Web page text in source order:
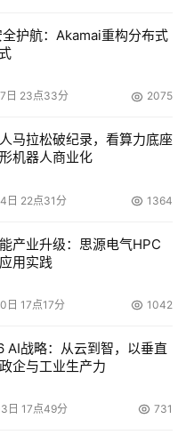
来越大,存储设备节能降
重要环节,也是保护生态
色节能的设计原则,以新
智能降耗设计,助力企业在
新,浪潮存储将继续推动
用落地,助力国家践行绿
供参考，不构成投资建议。
护航：Akamai重构分布式
日 23点33分 2075
马拉松破纪录，看算力底座
机器人商业化
日 22点31分 1364
产业升级：思源电气HPC
用实践
日 17点17分 1042
AI战略：从云到智，以垂直
企与工业生产力
日 17点49分 731